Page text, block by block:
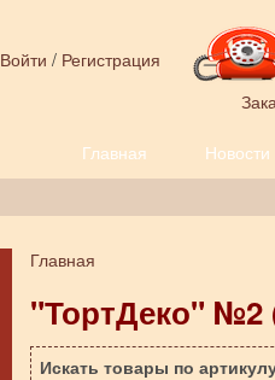
Войти / Регистрация
Главная Новости
Вы здесь
Главная
"ТортДеко" №2
Искать товары по